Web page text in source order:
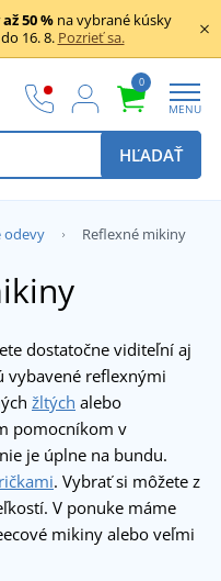
50 %na vybrané kúsky
16. 8. Pozrieť sa.
0
MENU
HĽADAŤ
odevy Reflexné mikiny
dostatočne viditeľní aj
vybavené reflexnými
žltých alebo
pomocníkom v
je úplne na bundu.
. Vybrať si môžete z
V ponuke máme
mikiny alebo veľmi